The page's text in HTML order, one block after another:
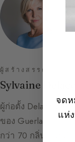
ผู้สร้างสรรค์คู่มือน้
Sylvaine
ผู้ก่อตั้ง Delacourte
ของ Guerlain เป็น
กว่า 70 กลิ่น รวมถึง
จด
แห่